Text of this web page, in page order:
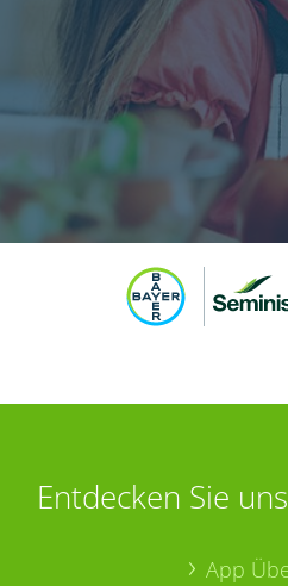
Entdecken Sie
App